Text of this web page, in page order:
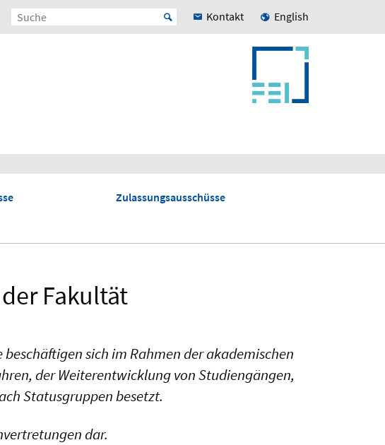
Kontakt English
Zulassungsausschüsse
Fakultät
sich im Rahmen der akademischen
der Weiterentwicklung von Studiengängen,
Statusgruppen besetzt.
dar.